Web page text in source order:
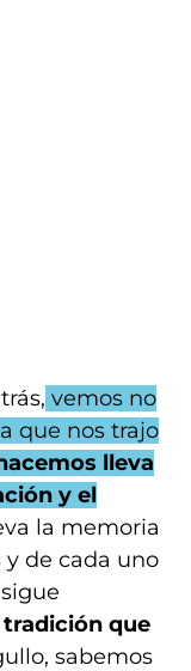
vemos no
que nos trajo
lleva
y el
la memoria
de cada uno
tradición que
sabemos